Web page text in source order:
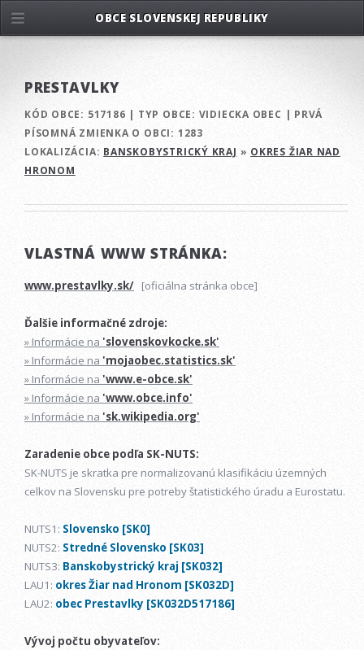
PRESTAVLKY
KÓD OBCE: 517186 | TYP OBCE: VIDIECKA OBEC | PRVÁ
PÍSOMNÁ ZMIENKA O OBCI: 1283
LOKALIZÁCIA: BANSKOBYSTRICKÝ KRAJ » OKRES ŽIAR NAD
HRONOM
VLASTNÁ WWW STRÁNKA:
www.prestavlky.sk/ [oficiálna stránka obce]
Ďalšie informačné zdroje:
» Informácie na 'slovenskovkocke.sk'
» Informácie na 'mojaobec.statistics.sk'
» Informácie na 'www.e-obce.sk'
» Informácie na 'www.obce.info'
» Informácie na 'sk.wikipedia.org'
Zaradenie obce podľa SK-NUTS:
SK-NUTS je skratka pre normalizovanú klasifikáciu územných
celkov na Slovensku pre potreby štatistického úradu a Eurostatu.
NUTS1: Slovensko [SK0]
NUTS2: Stredné Slovensko [SK03]
NUTS3: Banskobystrický kraj [SK032]
LAU1: okres Žiar nad Hronom [SK032D]
LAU2: obec Prestavlky [SK032D517186]
Vývoj počtu obyvateľov:
OBCE SLOVENSKEJ REPUBLIKY